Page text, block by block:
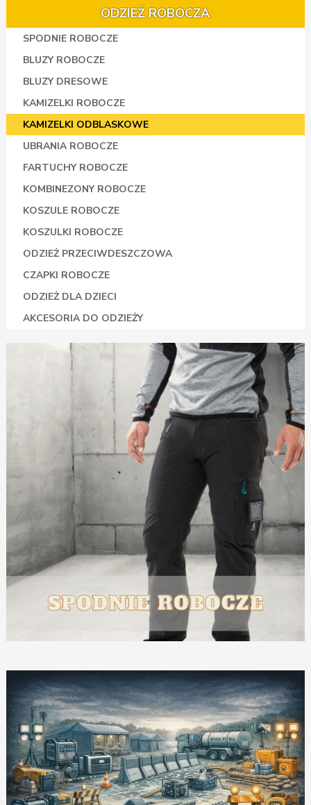
ODZIEŻ ROBOCZA
SPODNIE ROBOCZE
BLUZY ROBOCZE
BLUZY DRESOWE
KAMIZELKI ROBOCZE
KAMIZELKI ODBLASKOWE
UBRANIA ROBOCZE
FARTUCHY ROBOCZE
KOMBINEZONY ROBOCZE
KOSZULE ROBOCZE
KOSZULKI ROBOCZE
ODZIEŻ PRZECIWDESZCZOWA
CZAPKI ROBOCZE
ODZIEŻ DLA DZIECI
AKCESORIA DO ODZIEŻY